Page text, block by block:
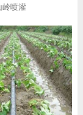
岭喷灌